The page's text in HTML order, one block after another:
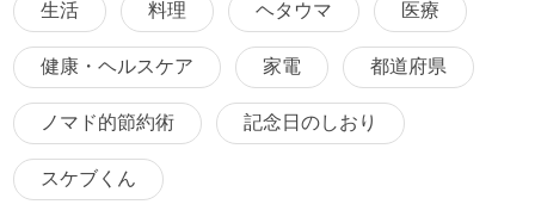
生活 料理 ヘタウマ 医療
健康・ヘルスケア 家電 都道府県
ノマド的節約術 記念日のしおり
スケブくん